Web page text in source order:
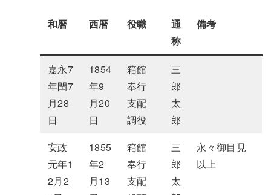
和暦 西暦 役職
通
称
備考
嘉永7
年閏7
月28
日
1854
年9
月20
日
箱館
奉行
支配
調役
三
郎
太
郎
安政
元年1
2月2
1855
年2
月13
箱館
奉行
支配
三
郎
太
永々御目見
以上